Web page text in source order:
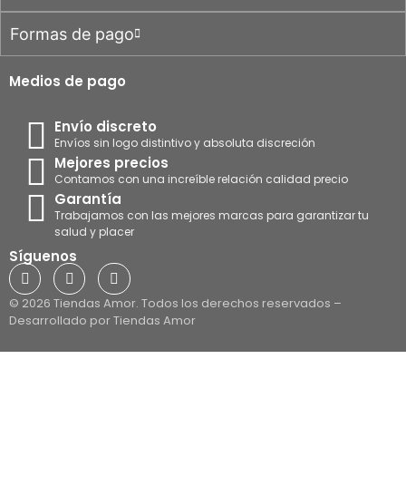
Formas de pago
Medios de pago
Envío discreto
Envíos sin logo distintivo y absoluta discreción
Mejores precios
Contamos con una increíble relación calidad precio
Garantía
Trabajamos con las mejores marcas para garantizar tu
salud y placer
Síguenos
© 2026 Tiendas Amor. Todos los derechos reservados –
Desarrollado por Tiendas Amor